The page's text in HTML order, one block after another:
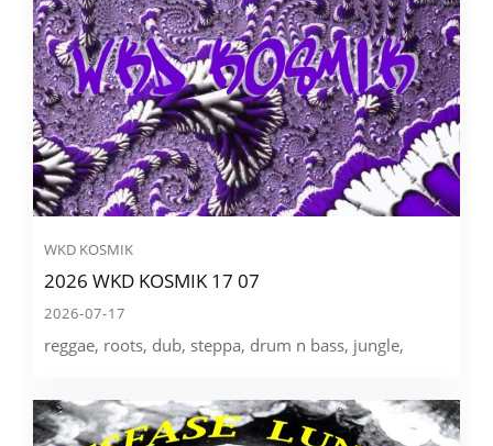
WKD KOSMIK
2026 WKD KOSMIK 17 07
2026-07-17
reggae, roots, dub, steppa, drum n bass, jungle,